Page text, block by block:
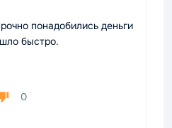
понадобились деньги
быстро.
0